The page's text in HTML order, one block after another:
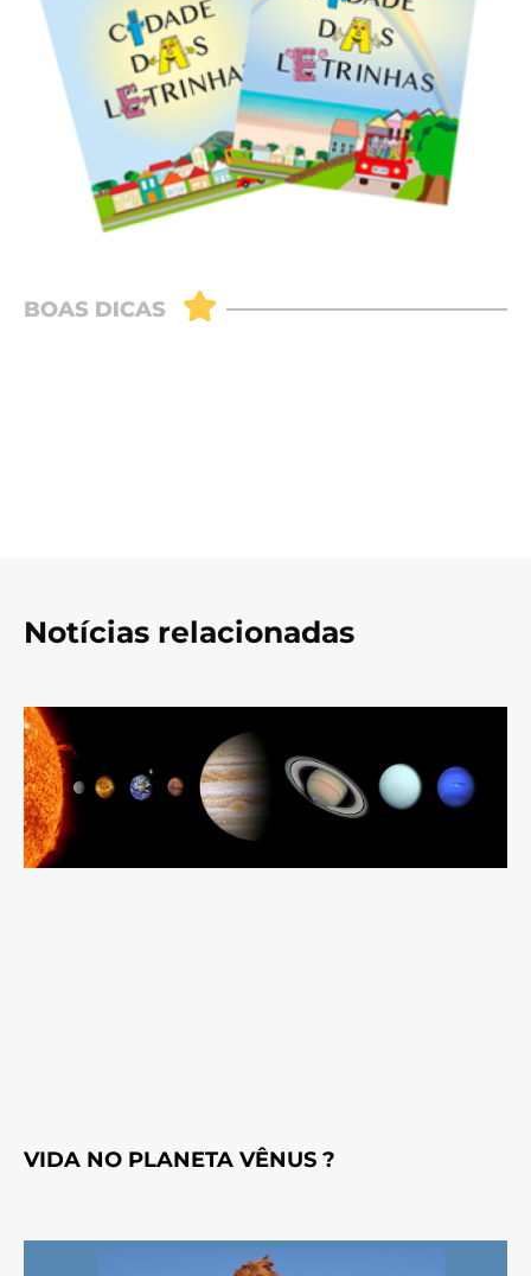
Notícias relacionadas
VIDA NO PLANETA VÊNUS ?